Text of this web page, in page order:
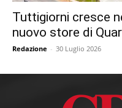
Tuttigiorni cresce
nuovo store di
Redazione - 30 Luglio 2026